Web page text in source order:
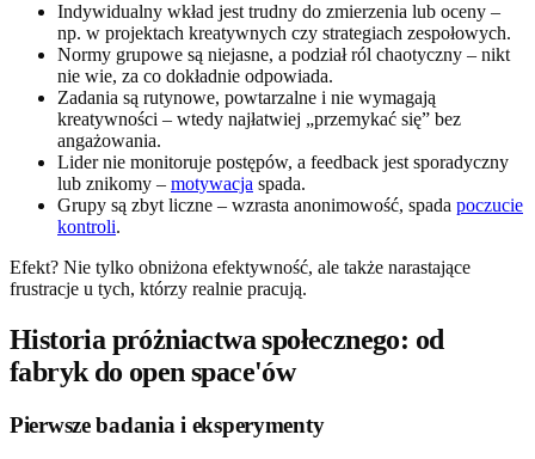
Indywidualny wkład jest trudny do zmierzenia lub oceny –
np. w projektach kreatywnych czy strategiach zespołowych.
Normy grupowe są niejasne, a podział ról chaotyczny – nikt
nie wie, za co dokładnie odpowiada.
Zadania są rutynowe, powtarzalne i nie wymagają
kreatywności – wtedy najłatwiej „przemykać się” bez
angażowania.
Lider nie monitoruje postępów, a feedback jest sporadyczny
lub znikomy – motywacja spada.
Grupy są zbyt liczne – wzrasta anonimowość, spada poczucie
kontroli.
Efekt? Nie tylko obniżona efektywność, ale także narastające
frustracje u tych, którzy realnie pracują.
Historia próżniactwa społecznego: od
fabryk do open space'ów
Pierwsze badania i eksperymenty